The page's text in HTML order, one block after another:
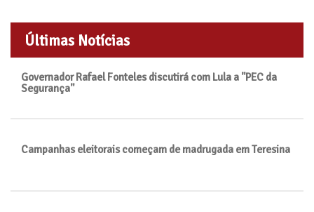
Últimas Notícias
Governador Rafael Fonteles discutirá com Lula a "PEC da
Segurança"
Campanhas eleitorais começam de madrugada em Teresina